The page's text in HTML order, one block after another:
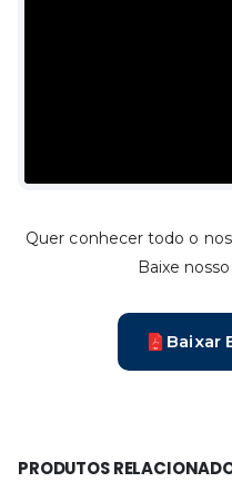
Quer conhecer todo o
Baixe
Baixar
PRODUTOS